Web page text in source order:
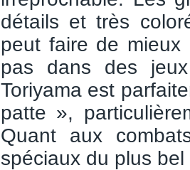
détails et très
peut faire de mieux
pas dans des
Toriyama est
patte »,
Quant aux
spéciaux du plus bel